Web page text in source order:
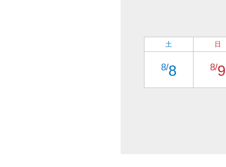
土
8/8
日
8/9